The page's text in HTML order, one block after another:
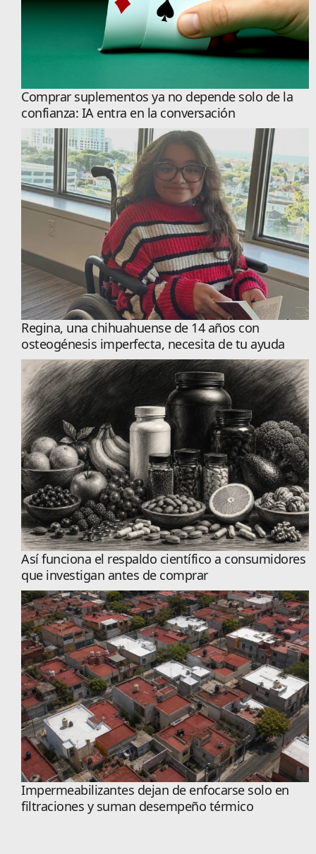
Comprar suplementos ya no depende solo de la
confianza: IA entra en la conversación
Regina, una chihuahuense de 14 años con
osteogénesis imperfecta, necesita de tu ayuda
Así funciona el respaldo científico a consumidores
que investigan antes de comprar
Impermeabilizantes dejan de enfocarse solo en
filtraciones y suman desempeño térmico